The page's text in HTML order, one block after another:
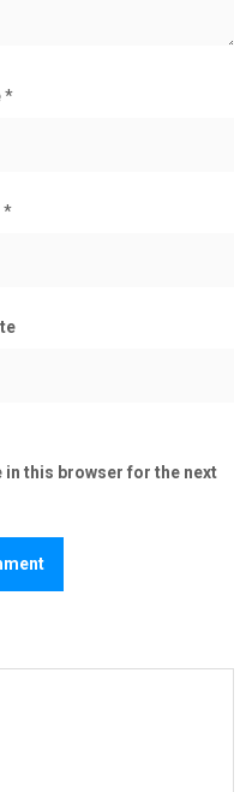
*
*
in this browser for the next